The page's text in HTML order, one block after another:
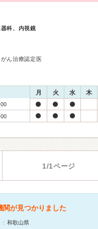
科、内視鏡
ん治療認定医
月 火 水 木
1/1ページ
関が見つかりました
和歌山県